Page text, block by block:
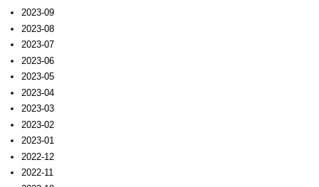
2023-09
2023-08
2023-07
2023-06
2023-05
2023-04
2023-03
2023-02
2023-01
2022-12
2022-11